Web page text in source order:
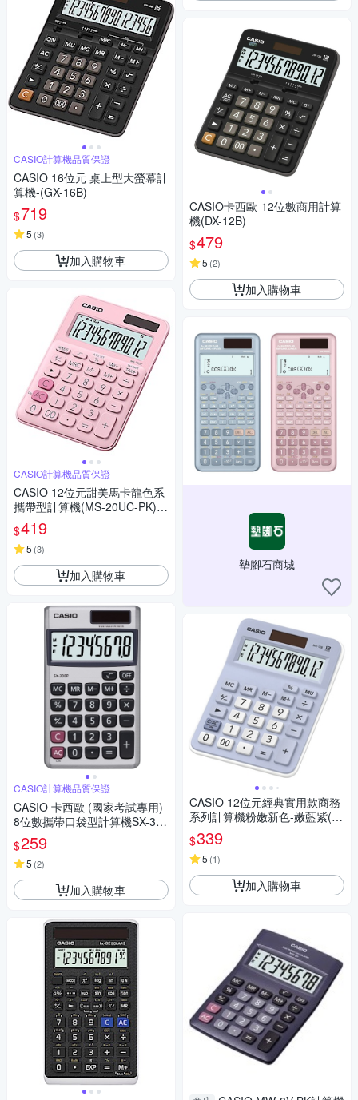
CASIO計算機品質保證
CASIO 16位元 桌上型大螢幕計
算機-(GX-16B)
$719
5 (3)
加入購物車
CASIO計算機品質保證
CASIO 12位元甜美馬卡龍色系
攜帶型計算機(MS-20UC-PK)草
莓粉
$419
5 (3)
加入購物車
CASIO計算機品質保證
CASIO 卡西歐 (國家考試專用)
8位數攜帶口袋型計算機SX-300
$259
5 (2)
加入購物車
CASIO卡西歐-12位數商用計算
機(DX-12B)
$479
5 (2)
加入購物車
墊腳石商城
CASIO 12位元經典實用款商務
系列計算機粉嫩新色-嫩藍紫(M
X-12B-LB)
$339
5 (1)
加入購物車